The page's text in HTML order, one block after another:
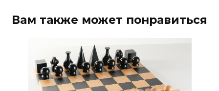
Вам также может понравиться